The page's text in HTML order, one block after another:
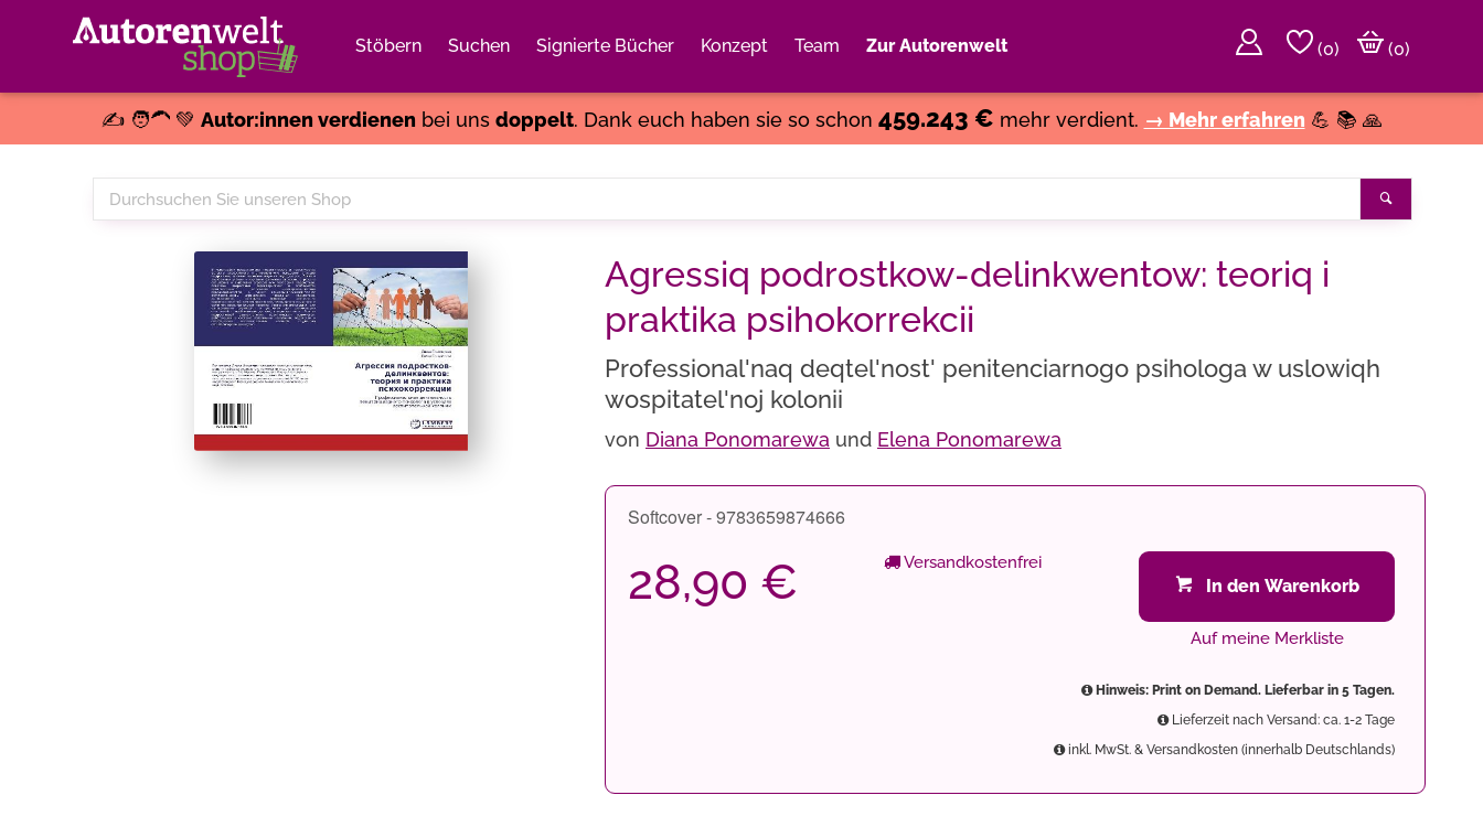
Stöbern Suchen Signierte Bücher Konzept Team Zur Autorenwelt (0)
(0)
✍️ 🧑‍🦱 💚 Autor:innen verdienenbei uns doppelt. Dank euch haben sie so schon 459.243 € mehr verdient. → Mehr erfahren 💪 📚 🙏
Durchsuchen
Sie
Agressiq podrostkow-delinkwentow: teoriq i
praktika psihokorrekcii
Professional'naq deqtel'nost' penitenciarnogo psihologa w uslowiqh
wospitatel'noj kolonii
von Diana Ponomarewa und Elena Ponomarewa
Softcover - 9783659874666
28,90 € Versandkostenfrei
In den Warenkorb
Auf meine Merkliste
Hinweis: Print on Demand. Lieferbar in 5 Tagen.
Lieferzeit nach Versand: ca. 1-2 Tage
inkl. MwSt. & Versandkosten (innerhalb Deutschlands)